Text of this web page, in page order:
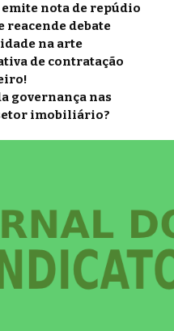
nota de repúdio
reacende debate
na arte
de contratação
governança nas
imobiliário?